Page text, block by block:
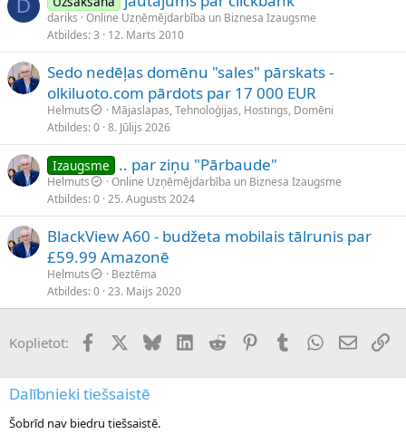
D
dariks Online Uzņēmējdarbība un Biznesa Izaugsme
Atbildes 3 12. Marts 2010
Sedo nedēļas domēnu "sales" pārskats -
olkiluoto.com pārdots par 17 000 EUR
Helmuts
Mājaslapas, Tehnoloģijas, Hostings, Domēni
Atbildes 0 8. Jūlijs 2026
Izaugsme .. par ziņu "Pārbaude"
Helmuts
Online Uzņēmējdarbība un Biznesa Izaugsme
Atbildes 0 25. Augusts 2024
BlackView A60 - budžeta mobilais tālrunis par
£59.99 Amazonē
Helmuts
Beztēma
Atbildes 0 23. Maijs 2020
Koplietot: FacebookX (Twitter)
BlueskyLinkedInReddit PinterestTumblrWhatsApp
E-pasts
Dalībnieki tiešsaistē
Šobrīd nav biedru tiešsaistē.